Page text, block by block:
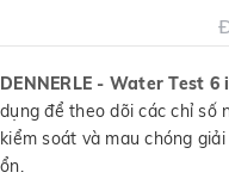
DENNERLE - Water Test 6
dụng để theo dõi các chỉ số
kiểm soát và mau chóng
ổn.